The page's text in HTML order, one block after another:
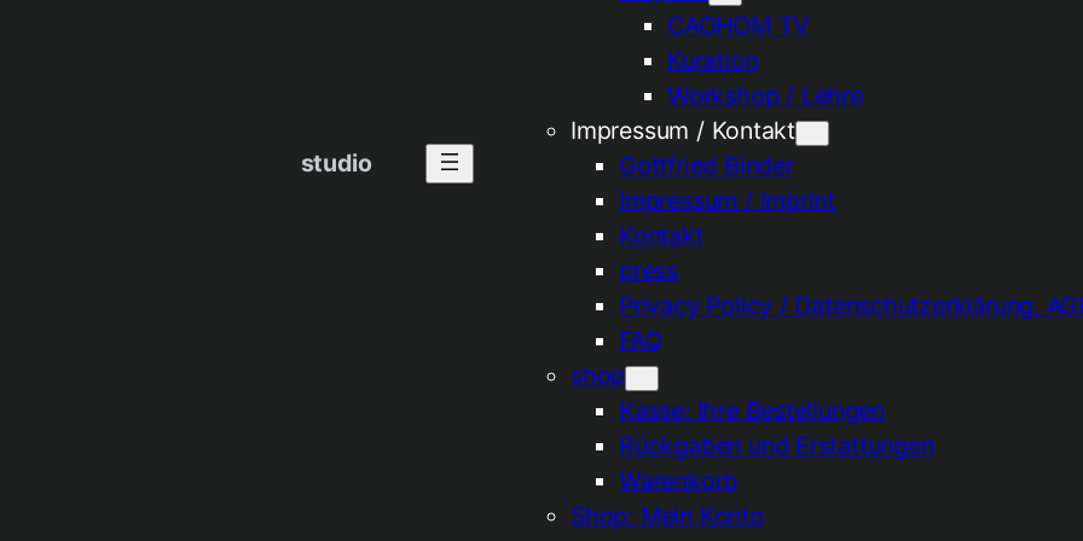
studio
CAOHOM TV
Kuration
Workshop / Lehre
Impressum / Kontakt
Gottfried Binder
Impressum / Imprint
Kontakt
press
Privacy Policy / Datenschutzerklärung,
FAQ
shop
Kasse: Ihre Bestellungen
Rückgaben und Erstattungen
Warenkorb
Shop: Mein Konto